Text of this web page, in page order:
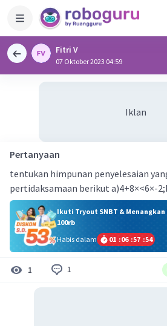
Fitri V
07 Oktober 2023 04:59
Iklan
Pertanyaan
tentukan himpunan penyelesaian
pertidaksamaan berikut a)4+8×<6×-
Ikuti Tryout SNBT & Menangkan
100rb
Habis dalam
01 :06 :57 :53
1 1